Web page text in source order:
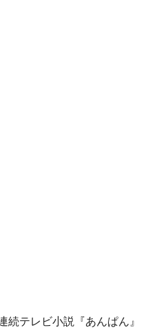
テレビ小説『あんぱん』